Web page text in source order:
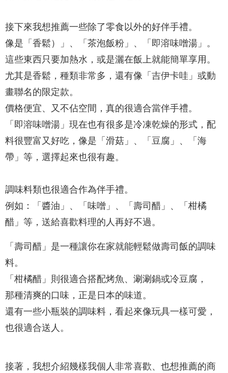
接下來我想推薦一些除了零食以外的好伴手禮。
像是「香鬆）」、「茶泡飯粉」、「即溶味噌湯」。
這些東西只要加熱水，或是灑在飯上就能簡單享用。
尤其是香鬆，種類非常多，還有像「吉伊卡哇」或動
畫聯名的限定款。
價格便宜、又不佔空間，真的很適合當伴手禮。
「即溶味噌湯」現在也有很多是冷凍乾燥的形式，配
料很豐富又好吃，像是「滑菇」、「豆腐」、「海
帶」等，選擇起來也很有趣。
調味料類也很適合作為伴手禮。
例如：「醬油」、「味噌」、「壽司醋」、「柑橘
醋」等，送給喜歡料理的人再好不過。
「壽司醋」是一種讓你在家就能輕鬆做壽司飯的調味
料。
「柑橘醋」則很適合搭配烤魚、涮涮鍋或冷豆腐，
那種清爽的口味，正是日本的味道。
還有一些小瓶裝的調味料，看起來像玩具一樣可愛，
也很適合送人。
接著，我想介紹幾樣我個人非常喜歡、也想推薦的商